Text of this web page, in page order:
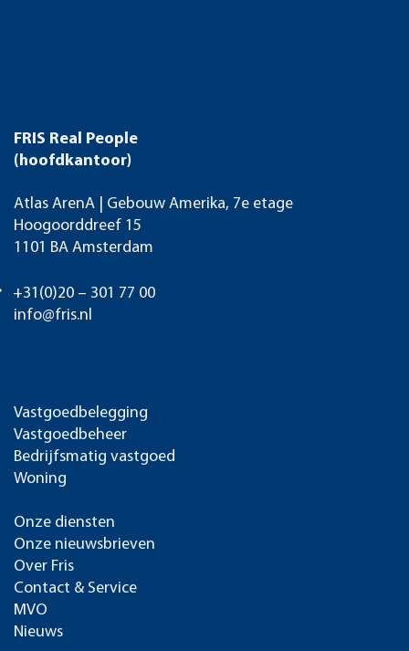
FRIS Real People
(hoofdkantoor)
Atlas ArenA | Gebouw Amerika, 7e etage
Hoogoorddreef 15
1101 BA Amsterdam
+31(0)20 – 301 77 00
info@fris.nl
Vastgoedbelegging
Vastgoedbeheer
Bedrijfsmatig vastgoed
Woning
Onze diensten
Onze nieuwsbrieven
Over Fris
Contact & Service
MVO
Nieuws